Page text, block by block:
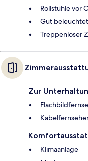
Rollstühle vor
Gut
Treppenloser
Zur
Klimaanlage